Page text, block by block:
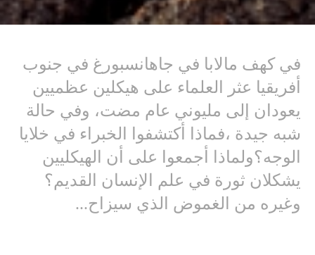
في كهف مالابا في جاهانسبورغ في جنوب
أفريقيا عثر العلماء على هيكلين عظميين
يعودان إلى مليوني عام مضت، وفي حالة
شبه جيدة ،فماذا أكتشفوا الخبراء في خلايا
الوجه؟ولماذا أجمعوا على أن الهيكليين
يشكلان ثورة في علم الإنسان القديم؟
وغيره من الغموض الذي سيزاح...